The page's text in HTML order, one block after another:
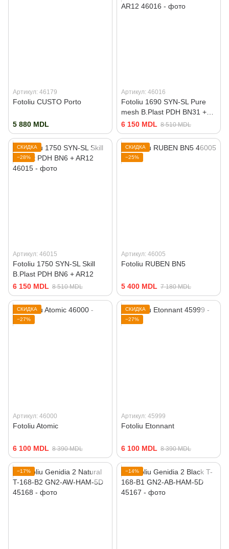
Артикул: 46179
Fotoliu CUSTO Porto
5 880 MDL
Артикул: 46016
Fotoliu 1690 SYN-SL Pure
mesh B.Plast PDH BN31 +
AR12
6 150 MDL 8 510 MDL
СКИДКА
−28%
Артикул: 46015
Fotoliu 1750 SYN-SL Skill
B.Plast PDH BN6 + AR12
6 150 MDL 8 510 MDL
СКИДКА
−25%
Артикул: 46005
Fotoliu RUBEN BN5
5 400 MDL 7 180 MDL
СКИДКА
−27%
Артикул: 46000
Fotoliu Atomic
6 100 MDL 8 390 MDL
СКИДКА
−27%
Артикул: 45999
Fotoliu Etonnant
6 100 MDL 8 390 MDL
−17% −14%